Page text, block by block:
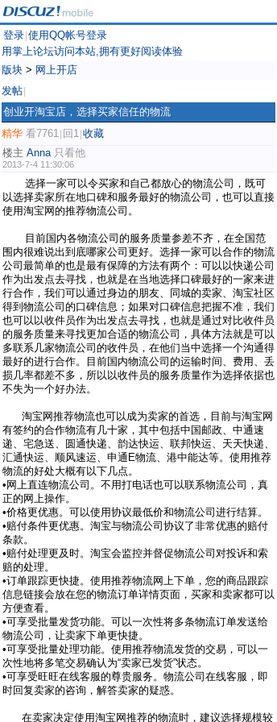
登录 使用QQ帐号登录
用掌上论坛访问本站,拥有更好阅读体验
版块 > 网上开店
发帖
创业开淘宝店，选择买家信任的物流
精华 看7761 回1 收藏
楼主 Anna 只看他
2013-7-4 11:30:06
选择一家可以令买家和自己都放心的物流公司，既可
以选择卖家所在地口碑和服务最好的物流公司，也可以直接
使用淘宝网的推荐物流公司。
目前国内各物流公司的服务质量参差不齐，在全国范
围内很难说出到底哪家公司更好。选择一家可以合作的物流
公司最简单的也是最有保障的方法有两个：可以以快递公司
作为出发点去寻找，也就是在当地选择口碑最好的一家来进
行合作，我们可以通过身边的朋友、同城的卖家、淘宝社区
得到物流公司的口碑信息；如果对口碑信息把握不准，我们
也可以以收件员作为出发点去寻找，也就是通过对比收件员
的服务质量来寻找更加合适的物流公司，具体方法就是可以
多联系几家物流公司的收件员，在他们当中选择一个沟通得
最好的进行合作。目前国内物流公司的运输时间、费用、丢
损几率都差不多，所以以收件员的服务质量作为选择依据也
不失为一个好办法。
淘宝网推荐物流也可以成为卖家的首选，目前与淘宝网
有签约的合作物流有几十家，其中包括中国邮政、中通速
递、宅急送、圆通快递、韵达快运、联邦快运、天天快递、
汇通快运、顺风速运、申通E物流、港中能达等。使用推荐
物流的好处大概有以下几点。
•网上直连物流公司。不用打电话也可以联系物流公司，真
正的网上操作。
•价格更优惠。可以使用协议最低价和物流公司进行结算。
•赔付条件更优惠。淘宝与物流公司协议了非常优惠的赔付
条款。
•赔付处理更及时。淘宝会监控并督促物流公司对投诉和索
赔的处理。
•订单跟踪更快捷。使用推荐物流网上下单，您的商品跟踪
信息链接会放在您的物流订单详情页面，买家和卖家都可以
方便查看。
•可享受批量发货功能。可以一次性将多条物流订单发送给
物流公司，让卖家下单更快捷。
•可享受批量处理功能。使用推荐物流发货的交易，可以一
次性地将多笔交易确认为“卖家已发货”状态。
•可享受旺旺在线客服的尊贵服务。物流公司在线客服，即
时回复卖家的咨询，解答卖家的疑惑。
在卖家决定使用淘宝网推荐的物流时，建议选择规模较